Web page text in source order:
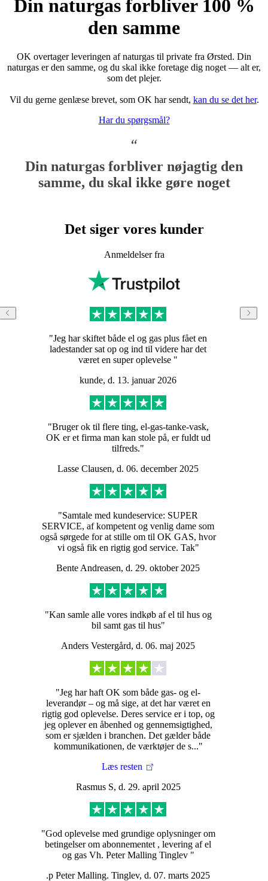
Din naturgas forbliver 100 %
den samme
OK overtager leveringen af naturgas til private fra Ørsted. Din
naturgas er den samme, og du skal ikke foretage dig noget — alt er,
som det plejer.
Vil du gerne genlæse brevet, som OK har sendt, kan du se det her.
Har du spørgsmål?
Din naturgas forbliver nøjagtig den
samme, du skal ikke gøre noget
Det siger vores kunder
Anmeldelser fra
"Jeg har skiftet både el og gas plus fået en
ladestander sat op og ind til videre har det
været en super oplevelse "
kunde, d. 13. januar 2026
"Bruger ok til flere ting, el-gas-tanke-vask,
OK er et firma man kan stole på, er fuldt ud
tilfreds."
Lasse Clausen, d. 06. december 2025
"Samtale med kundeservice: SUPER
SERVICE, af kompetent og venlig dame som
også sørgede for at stille om til OK GAS, hvor
vi også fik en rigtig god service. Tak"
Bente Andreasen, d. 29. oktober 2025
"Kan samle alle vores indkøb af el til hus og
bil samt gas til hus"
Anders Vestergård, d. 06. maj 2025
"Jeg har haft OK som både gas- og el-
leverandør – og må sige, at det har været en
rigtig god oplevelse. Deres service er i top, og
jeg oplever en åbenhed og gennemsigtighed,
som er sjælden i branchen. Det gælder både
kommunikationen, de værktøjer de s..."
Læs resten
Rasmus S, d. 29. april 2025
"God oplevelse med grundige oplysninger om
betingelser om abonnementet , levering af el
og gas Vh. Peter Malling Tinglev "
.p Peter Malling. Tinglev, d. 07. marts 2025